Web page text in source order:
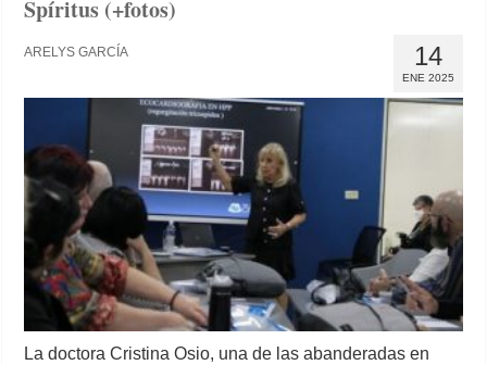
Spíritus (+fotos)
14
ENE 2025
ARELYS GARCÍA
La doctora Cristina Osio, una de las abanderadas en